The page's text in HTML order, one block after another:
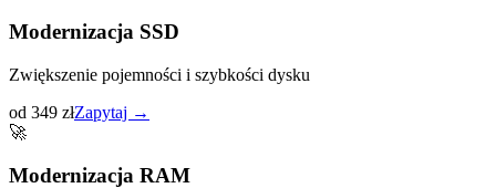
Modernizacja SSD
Zwiększenie pojemności i szybkości dysku
od 349 złZapytaj →
🚀
Modernizacja RAM